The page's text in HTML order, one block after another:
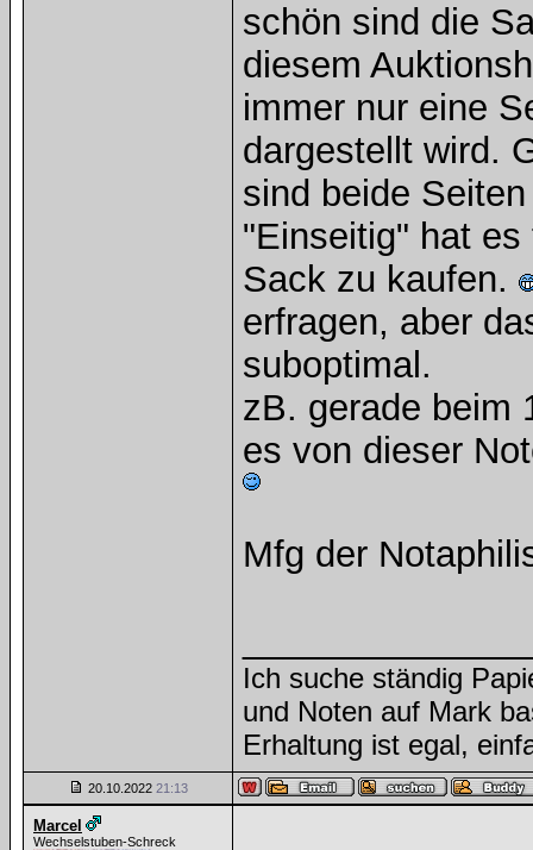
schön sind die
diesem
immer nur eine
dargestellt wird.
sind beide
"Einseitig" hat
Sack zu kaufen.
erfragen, aber
suboptimal.
zB. gerade beim
es von dieser
Mfg der
Ich suche ständig
und Noten auf Mark
Erhaltung ist egal,
20.10.2022 21:13
Marcel
Wechselstuben-Schreck